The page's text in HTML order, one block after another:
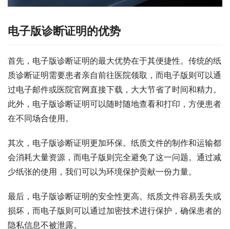
电子版诊断证明的优势
首先，电子版诊断证明的最大优势在于其便捷性。传统的纸
质诊断证明需要患者亲自前往医院领取，而电子版则可以通
过电子邮件或医院官网直接下载，大大节省了时间和精力。
此外，电子版诊断证明可以随时随地查看和打印，方便患者
在不同场合使用。
其次，电子版诊断证明更加环保。纸质文件的制作和运输都
会消耗大量资源，而电子版则完全避免了这一问题。通过减
少纸张的使用，我们可以为环境保护贡献一份力量。
最后，电子版诊断证明的安全性更高。纸质文件容易丢失或
损坏，而电子版则可以通过加密技术进行保护，确保患者的
隐私信息不被泄露。